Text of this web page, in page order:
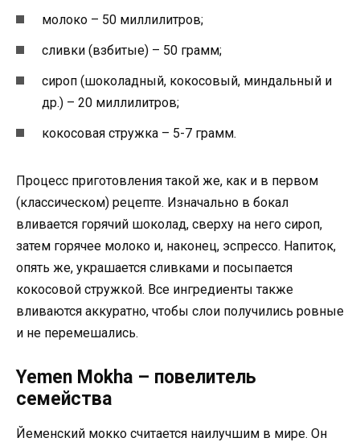
молоко – 50 миллилитров;
сливки (взбитые) – 50 грамм;
сироп (шоколадный, кокосовый, миндальный и
др.) – 20 миллилитров;
кокосовая стружка – 5-7 грамм.
Процесс приготовления такой же, как и в первом
(классическом) рецепте. Изначально в бокал
вливается горячий шоколад, сверху на него сироп,
затем горячее молоко и, наконец, эспрессо. Напиток,
опять же, украшается сливками и посыпается
кокосовой стружкой. Все ингредиенты также
вливаются аккуратно, чтобы слои получились ровные
и не перемешались.
Yemen Mokha – повелитель
семейства
Йеменский мокко считается наилучшим в мире. Он